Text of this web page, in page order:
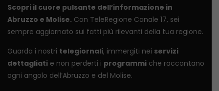
Scopri il cuore pulsante dell’informazione in
Abruzzo e Molise. Con TeleRegione Canale 17, sei
sempre aggiornato sui fatti più rilevanti della tua regione.
Guarda i nostri telegiornali, immergiti nei servizi
dettagliati e non perderti i programmi che raccontano
ogni angolo dell’Abruzzo e del Molise.